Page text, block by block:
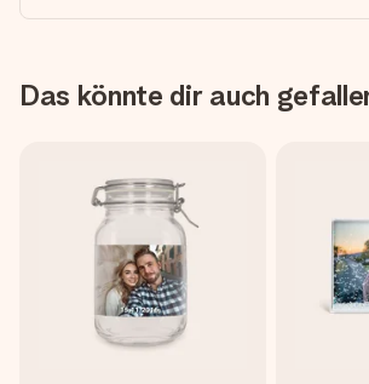
Das könnte dir auch